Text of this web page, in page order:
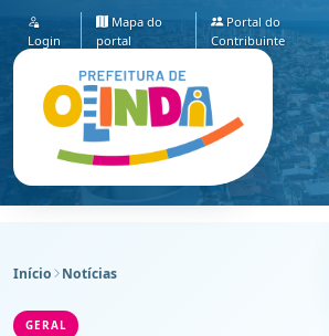
Login
Mapa do
portal
Portal do
Contribuinte
Início Notícias
GERAL